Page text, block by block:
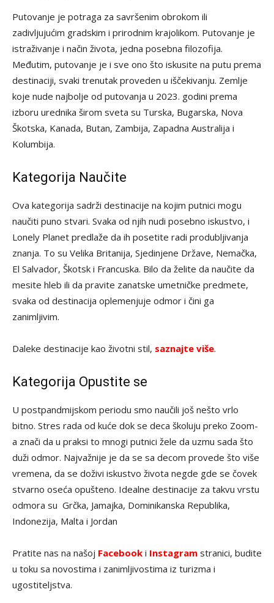
Putovanje je potraga za savršenim obrokom ili
zadivljujućim gradskim i prirodnim krajolikom. Putovanje je
istraživanje i način života, jedna posebna filozofija.
Međutim, putovanje je i sve ono što iskusite na putu prema
destinaciji, svaki trenutak proveden u iščekivanju. Zemlje
koje nude najbolje od putovanja u 2023. godini prema
izboru urednika širom sveta su Turska, Bugarska, Nova
Škotska, Kanada, Butan, Zambija, Zapadna Australija i
Kolumbija.
Kategorija Naučite
Ova kategorija sadrži destinacije na kojim putnici mogu
naučiti puno stvari. Svaka od njih nudi posebno iskustvo, i
Lonely Planet predlaže da ih posetite radi produbljivanja
znanja. To su Velika Britanija, Sjedinjene Države, Nemačka,
El Salvador, Škotsk i Francuska. Bilo da želite da naučite da
mesite hleb ili da pravite zanatske umetničke predmete,
svaka od destinacija oplemenjuje odmor i čini ga
zanimljivim.
Daleke destinacije kao životni stil, saznajte više.
Kategorija Opustite se
U postpandmijskom periodu smo naučili još nešto vrlo
bitno. Stres rada od kuće dok se deca školuju preko Zoom-
a znači da u praksi to mnogi putnici žele da uzmu sada što
duži odmor. Najvažnije je da se sa decom provede što više
vremena, da se doživi iskustvo života negde gde se čovek
stvarno oseća opušteno. Idealne destinacije za takvu vrstu
odmora su Grčka, Jamajka, Dominikanska Republika,
Indonezija, Malta i Jordan
Pratite nas na našoj Facebook i Instagram stranici, budite
u toku sa novostima i zanimljivostima iz turizma i
ugostiteljstva.